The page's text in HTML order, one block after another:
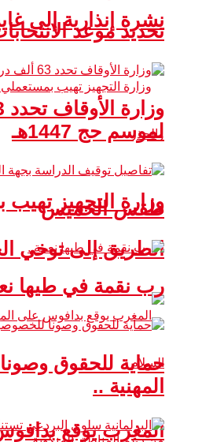
نشرة إنذارية إلى
وزارة التجهيز
الطريق إلى توخي
المغرب يوقع
تحديد موعد
لموسم حج 1447هـ
طقس الخميس
رب نقمة في طيها
حماية للحقوق
المهنية ..